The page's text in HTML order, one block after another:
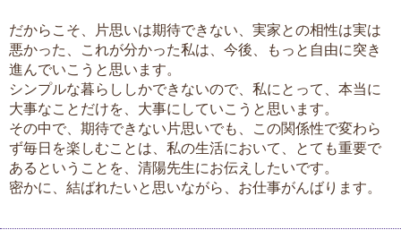
だからこそ、片思いは期待できない、実家との相性は実は
悪かった、これが分かった私は、今後、もっと自由に突き
進んでいこうと思います。
シンプルな暮らししかできないので、私にとって、本当に
大事なことだけを、大事にしていこうと思います。
その中で、期待できない片思いでも、この関係性で変わら
ず毎日を楽しむことは、私の生活において、とても重要で
あるということを、清陽先生にお伝えしたいです。
密かに、結ばれたいと思いながら、お仕事がんばります。